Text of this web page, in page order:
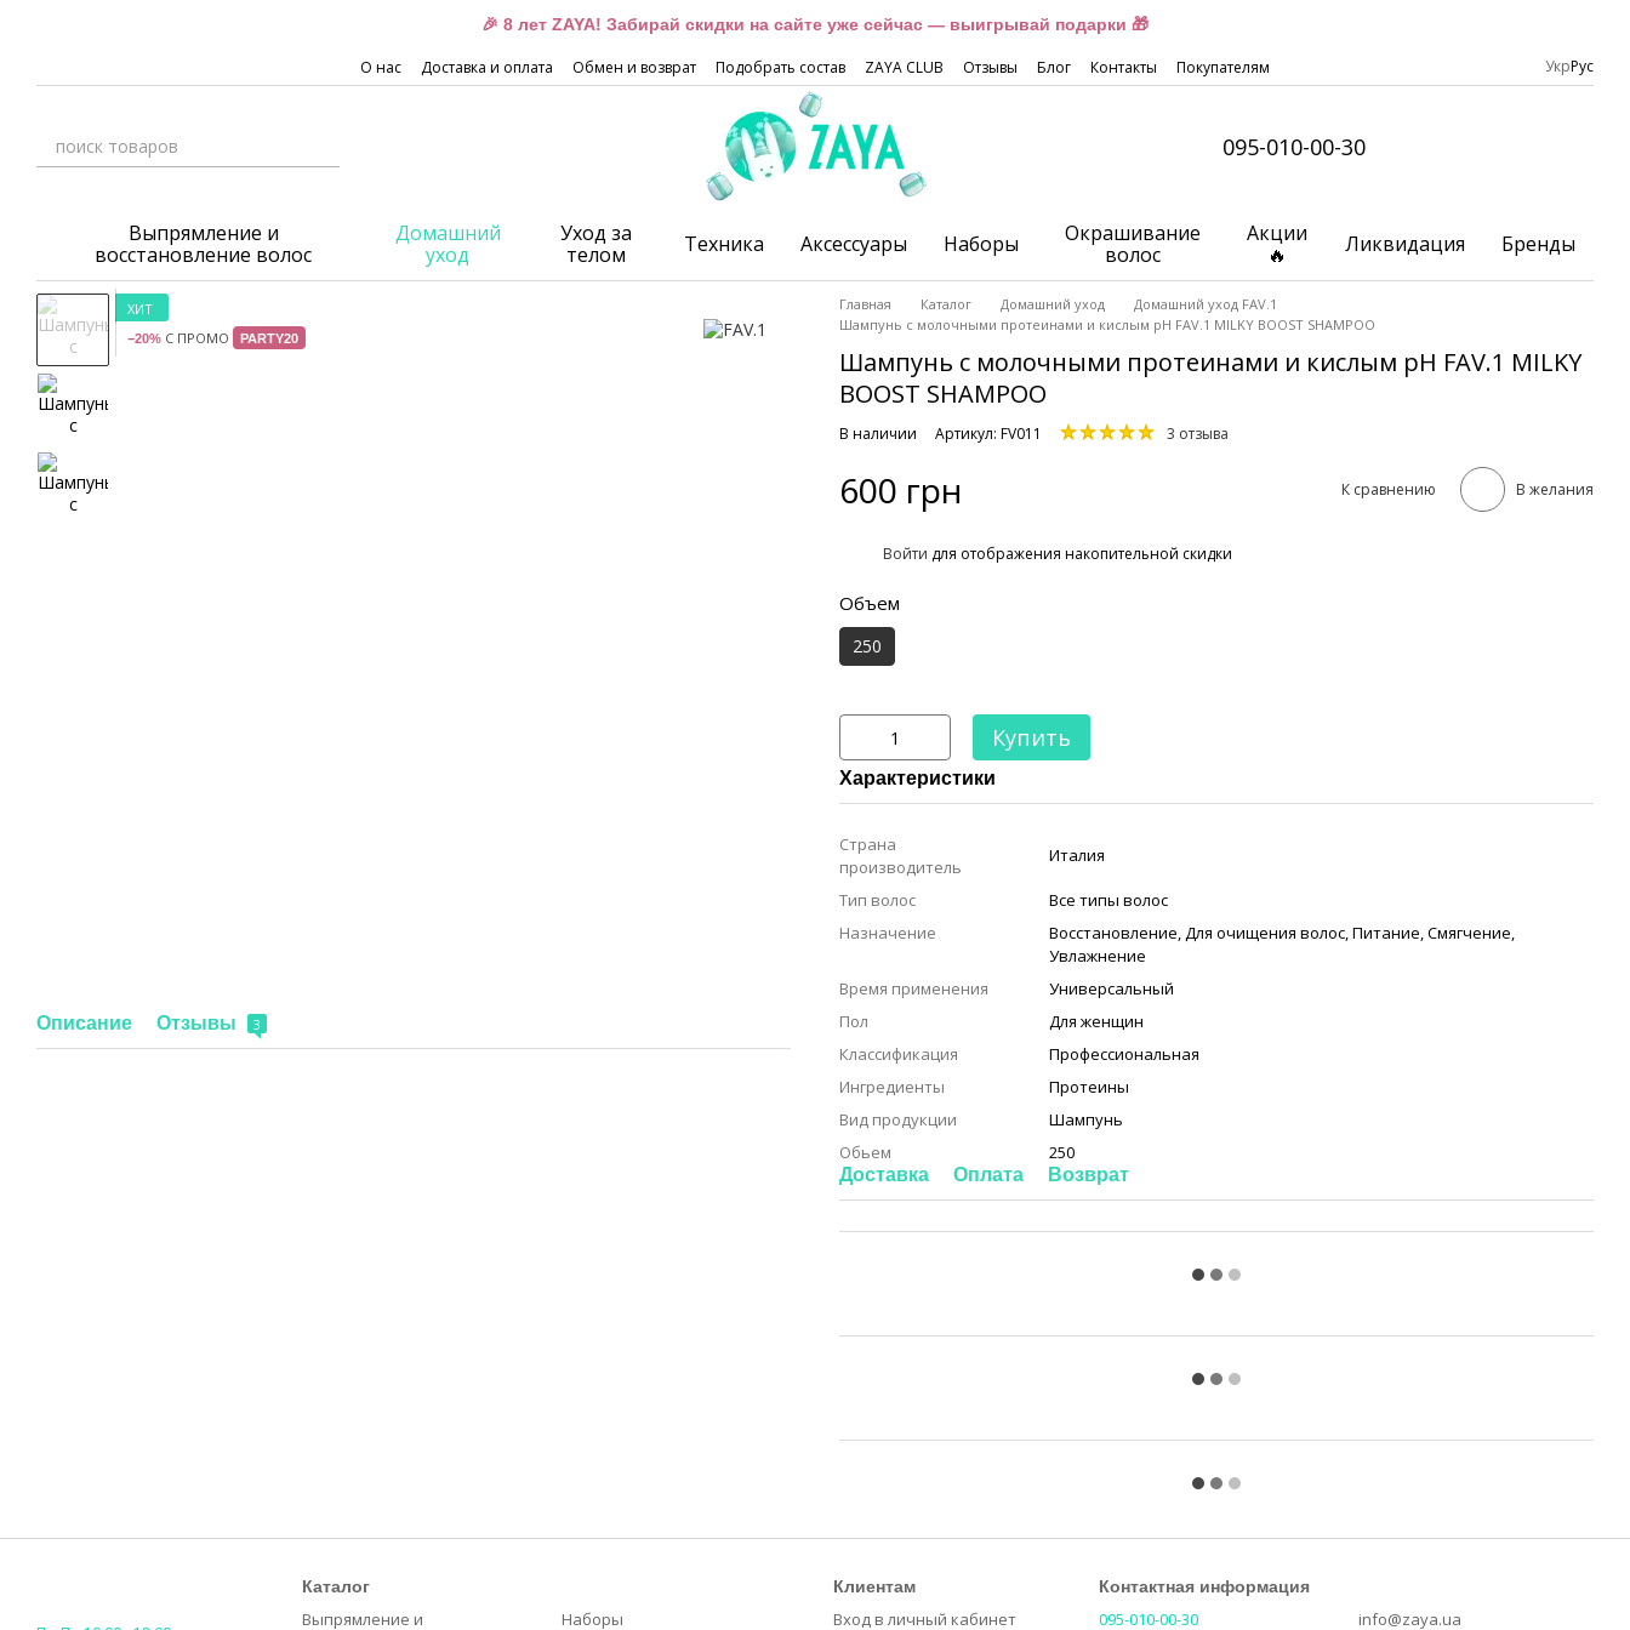
🎉 8 лет ZAYA! Забирай скидки на сайте уже сейчас — выигрывай подарки 🎁
О нас Доставка и оплата Обмен и возврат Подобрать состав ZAYA CLUB Отзывы Блог Контакты Покупателям УкрРус
095-010-00-30
Выпрямление и
восстановление волос
Домашний
уход
Уход за
телом
Техника Аксессуары Наборы
Окрашивание
волос
Акции
🔥
Ликвидация Бренды
ХИТ
−20% С ПРОМО PARTY20
Описание Отзывы 3
Главная Каталог Домашний уход
Домашний уход FAV.1
Шампунь с молочными протеинами и кислым pH FAV.1 MILKY BOOST SHAMPOO
Шампунь с молочными протеинами и кислым pH FAV.1 MILKY
BOOST SHAMPOO
В наличии Артикул: FV011 3 отзыва
600 грн К сравнению В желания
Войти для отображения накопительной скидки
Объем
250
Купить
Характеристики
Страна
производитель
Италия
Тип волос
Все типы волос
Назначение
Восстановление,Для очищения волос,Питание,Смягчение,
Увлажнение
Время применения
Универсальный
Пол
Для женщин
Классификация
Профессиональная
Ингредиенты
Протеины
Вид продукции
Шампунь
Обьем
250
Доставка Оплата Возврат
Каталог
Выпрямление и
Наборы
Клиентам
Вход в личный кабинет
Контактная информация
095-010-00-30 info@zaya.ua